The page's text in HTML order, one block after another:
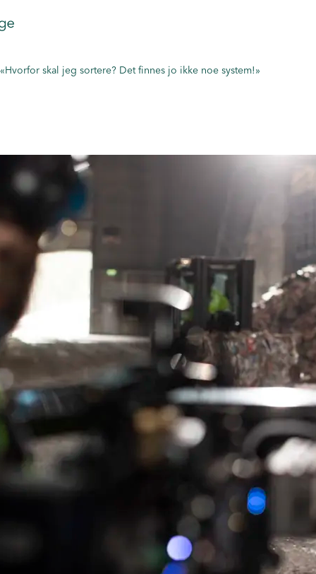
«Hvorfor skal jeg sortere? Det finnes jo ikke noe system!»